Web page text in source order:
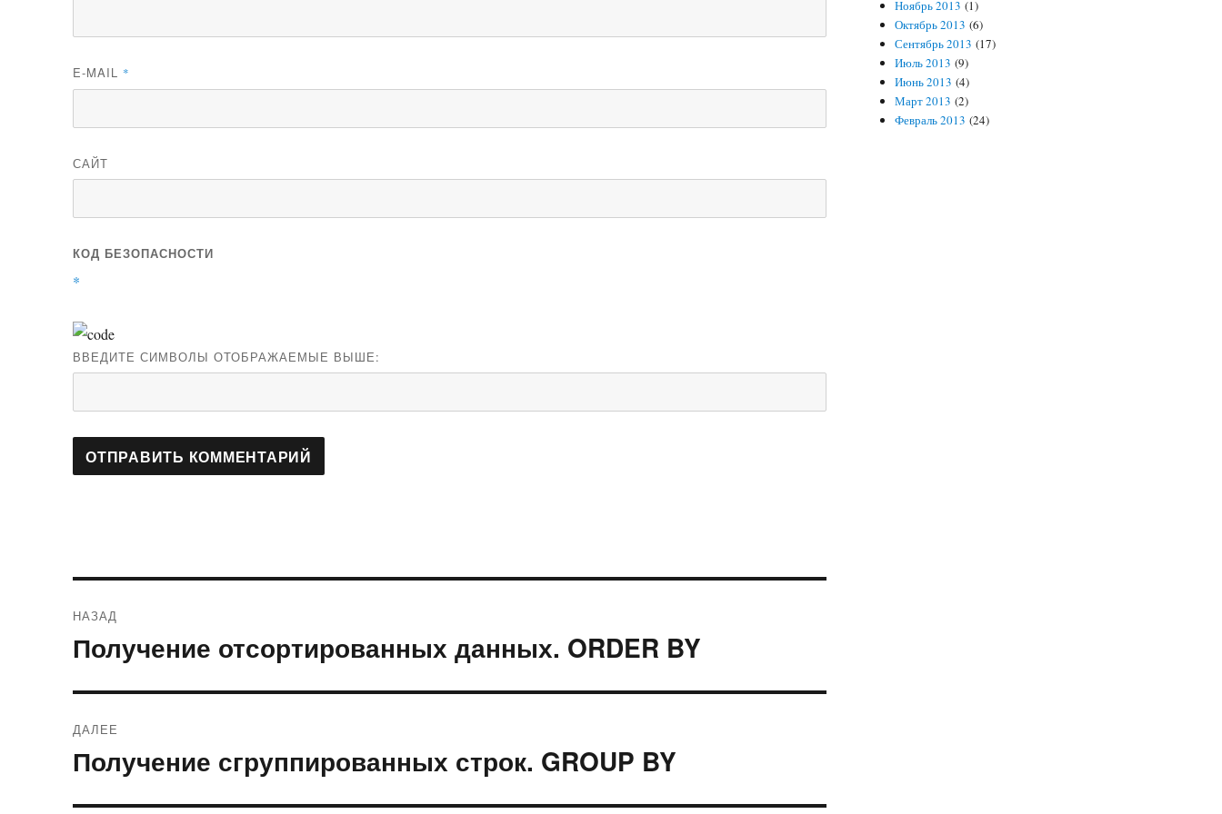
E-MAIL *
САЙТ
КОД БЕЗОПАСНОСТИ
*
ВВЕДИТЕ СИМВОЛЫ ОТОБРАЖАЕМЫЕ ВЫШЕ:
по
НАЗАД
Предыдущая
Получение отсортированных данных. ORDER BY
ДАЛЕЕ
Следующая
Получение сгруппированных строк. GROUP BY
Ноябрь 2013 (1)
Октябрь 2013 (6)
Сентябрь 2013 (17)
Июль 2013 (9)
Июнь 2013 (4)
Март 2013 (2)
Февраль 2013 (24)